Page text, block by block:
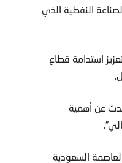
النفطية الذي
استدامة قطاع
عن أهمية
السعودية